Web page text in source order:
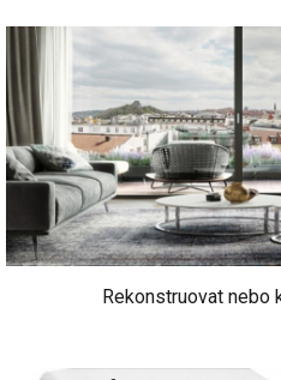
Rekonstruovat nebo